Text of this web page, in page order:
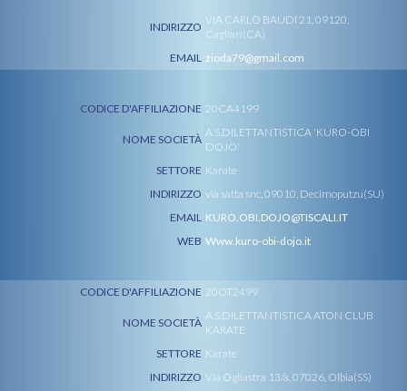
INDIRIZZO
VIA CARLO BAUDI 21, 09120,
Cagliari(CA)
EMAIL zioda79@gmail.com
CODICE D'AFFILIAZIONE 20CA4199
NOME SOCIETÀ
A.S.DILETTANTISTICA 'KURO-OBI
DOJO'
SETTORE Karate
INDIRIZZO via satta snc, 09010, Decimoputzu(SU)
EMAIL KURO.OBI.DOJO@TISCALI.IT
WEB Www.kuro-obi-dojo.it
CODICE D'AFFILIAZIONE 20OT2499
NOME SOCIETÀ
A.S.DILETTANTISTICA ATON CLUB
KARATE
SETTORE Karate
INDIRIZZO Via Ogliastra 13/a, 07026, Olbia(SS)